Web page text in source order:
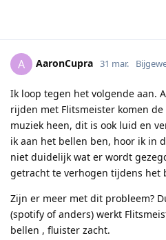
A AaronCupra 31 mar.
Ik loop tegen het volgende aan.
rijden met Flitsmeister komen
muziek heen, dit is ook luid en
ik aan het bellen ben, hoor ik in
niet duidelijk wat er wordt
getracht te verhogen tijdens het
Zijn er meer met dit probleem?
(spotify of anders) werkt
bellen , fluister zacht.